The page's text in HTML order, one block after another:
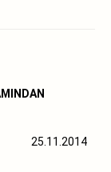
25.11.2014